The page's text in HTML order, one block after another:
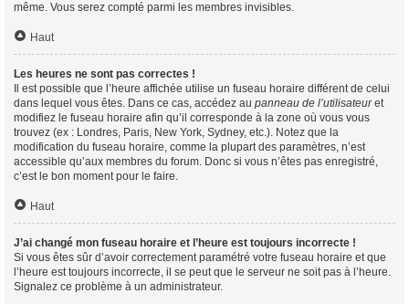
même. Vous serez compté parmi les membres invisibles.
Haut
Les heures ne sont pas correctes !
Il est possible que l’heure affichée utilise un fuseau horaire différent de celui
dans lequel vous êtes. Dans ce cas, accédez au panneau de l’utilisateuret
modifiez le fuseau horaire afin qu’il corresponde à la zone où vous vous
trouvez (ex : Londres, Paris, New York, Sydney, etc.). Notez que la
modification du fuseau horaire, comme la plupart des paramètres, n’est
accessible qu’aux membres du forum. Donc si vous n’êtes pas enregistré,
c’est le bon moment pour le faire.
Haut
J’ai changé mon fuseau horaire et l’heure est toujours incorrecte !
Si vous êtes sûr d’avoir correctement paramétré votre fuseau horaire et que
l’heure est toujours incorrecte, il se peut que le serveur ne soit pas à l’heure.
Signalez ce problème à un administrateur.